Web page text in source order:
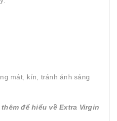
mát, kín, tránh ánh sáng
để hiểu về Extra Virgin